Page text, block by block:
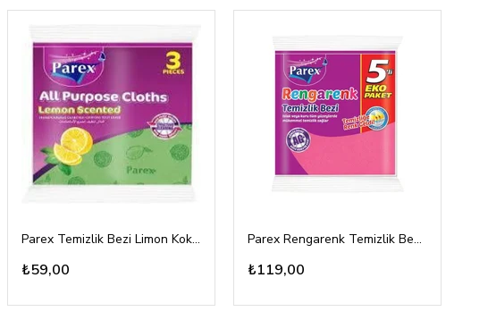
Parex Temizlik Bezi Limon Kokulu 3lü
₺59,00
Parex Rengarenk Temizlik Bezi 5li
₺119,00